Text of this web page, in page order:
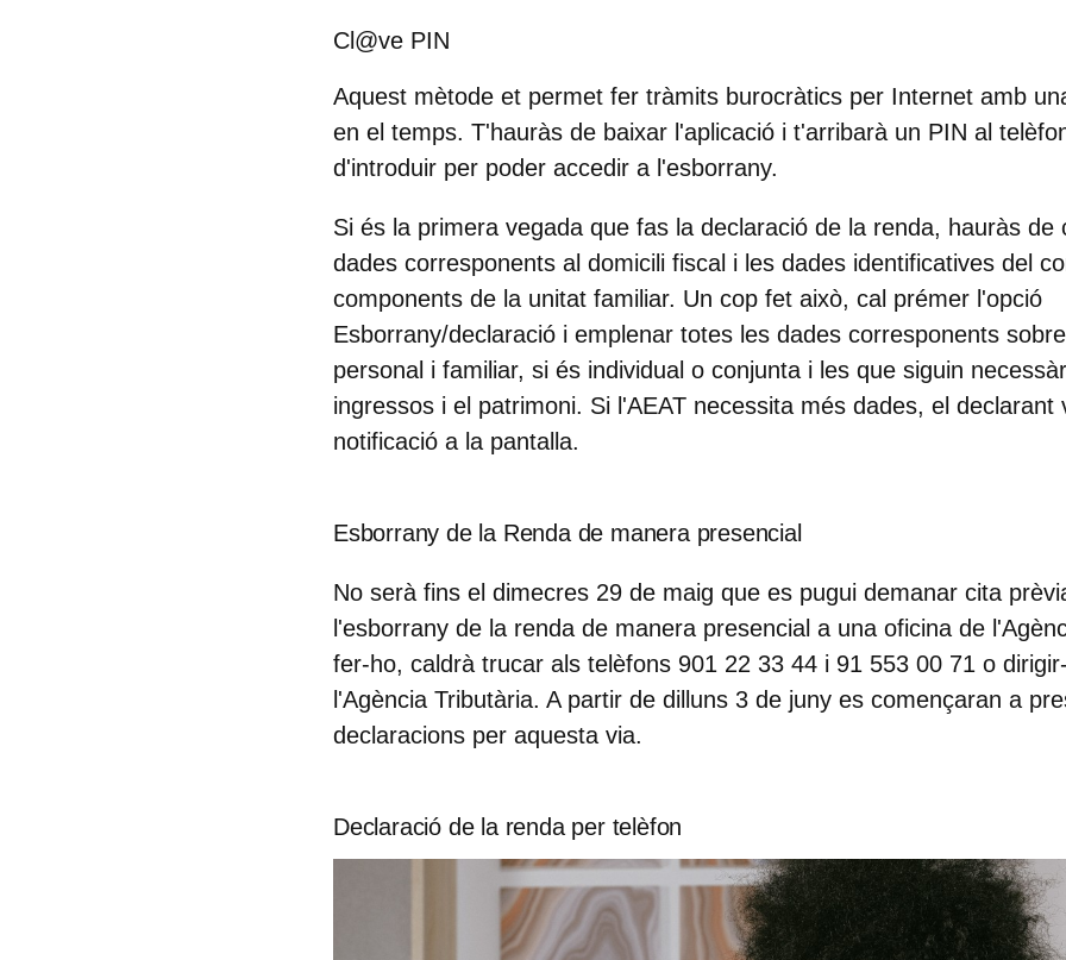
Cl@ve PIN
Aquest mètode et permet fer tràmits burocràtics per Internet amb
en el temps. T'hauràs de baixar l'aplicació i t'arribarà un PIN al
d'introduir per poder accedir a l'esborrany.
Si és la primera vegada que fas la declaració de la renda, hauràs de
dades corresponents al domicili fiscal i les dades identificatives del
components de la unitat familiar. Un cop fet això, cal prémer l'opció
Esborrany/declaració i emplenar totes les dades corresponents
personal i familiar, si és individual o conjunta i les que siguin
ingressos i el patrimoni. Si l'AEAT necessita més dades, el declarant
notificació a la pantalla.
Esborrany de la Renda de manera presencial
No serà fins el dimecres 29 de maig que es pugui demanar cita
l'esborrany de la renda de manera presencial a una oficina de
fer-ho, caldrà trucar als telèfons 901 22 33 44 i 91 553 00 71 o
l'Agència Tributària. A partir de dilluns 3 de juny es començaran a
declaracions per aquesta via.
Declaració de la renda per telèfon